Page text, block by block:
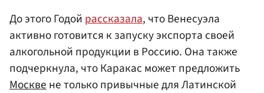
До этого Годой рассказала, что Венесуэла
активно готовится к запуску экспорта своей
алкогольной продукции в Россию. Она также
подчеркнула, что Каракас может предложить
Москвене только привычные для Латинской